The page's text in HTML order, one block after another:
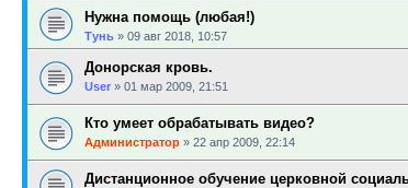
Нужна помощь (любая!)
Тунь » 09 авг 2018, 10:57
Донорская кровь.
User » 01 мар 2009, 21:51
Кто умеет обрабатывать видео?
Администратор » 22 апр 2009, 22:14
Дистанционное обучение церковной